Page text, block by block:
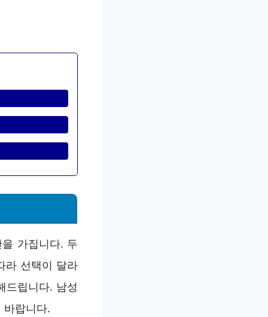
가집니다. 두
라 선택이 달라
드립니다. 남성
바랍니다.